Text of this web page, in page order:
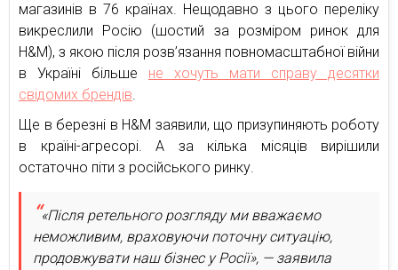
магазинів в 76 країнах. Нещодавно з цього переліку
викреслили Росію (шостий за розміром ринок для
H&M), з якою після розв’язання повномасштабної війни
в Україні більше не хочуть мати справу десятки
свідомих брендів.
Ще в березні в H&M заявили, що призупиняють роботу
в країні-агресорі. А за кілька місяців вирішили
остаточно піти з російського ринку.
«Після ретельного розгляду ми вважаємо
неможливим, враховуючи поточну ситуацію,
продовжувати наш бізнес у Росії», — заявила